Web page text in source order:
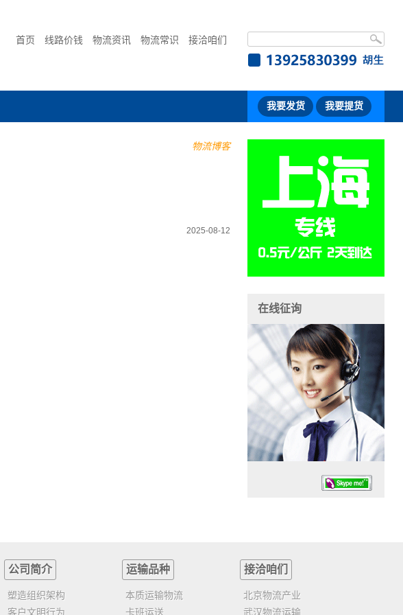
首页 线路价钱 物流资讯 物流常识 接洽咱们
我要发货 我要提货
物流博客
2025-08-12
在线征询
任务时候：07:30 – – 23:30
公司简介
塑造组织架构
客户文明行为
运输品种
本质运输物流
卡班运送
接洽咱们
北京物流产业
武汉物流运输